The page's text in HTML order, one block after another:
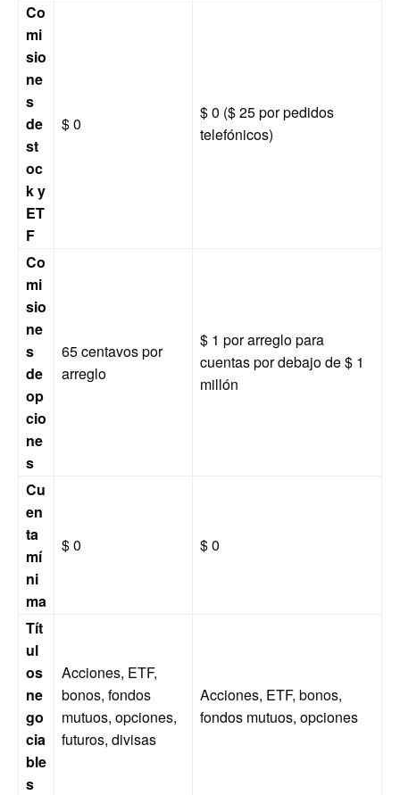
Co
mi
sio
ne
s
de
st
oc
k y
ET
F
$ 0
$ 0 ($ 25 por pedidos
telefónicos)
Co
mi
sio
ne
s
de
op
cio
ne
s
65 centavos por
arreglo
$ 1 por arreglo para
cuentas por debajo de $ 1
millón
Cu
en
ta
mí
ni
ma
$ 0 $ 0
Tít
ul
os
ne
go
cia
ble
s
Acciones, ETF,
bonos, fondos
mutuos, opciones,
futuros, divisas
Acciones, ETF, bonos,
fondos mutuos, opciones